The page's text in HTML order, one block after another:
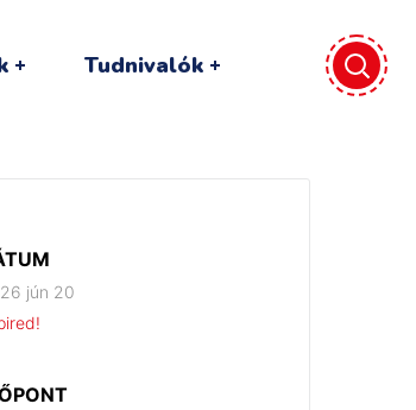
Tudnivalók
jún 20